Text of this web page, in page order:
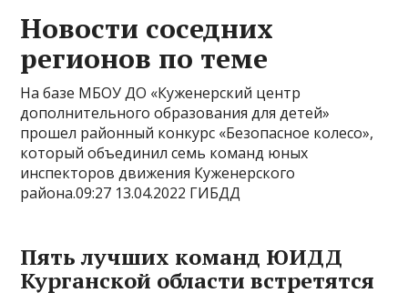
Новости соседних
регионов по теме
На базе МБОУ ДО «Куженерский центр
дополнительного образования для детей»
прошел районный конкурс «Безопасное колесо»,
который объединил семь команд юных
инспекторов движения Куженерского
района.09:27 13.04.2022 ГИБДД
Пять лучших команд ЮИДД
Курганской области встретятся